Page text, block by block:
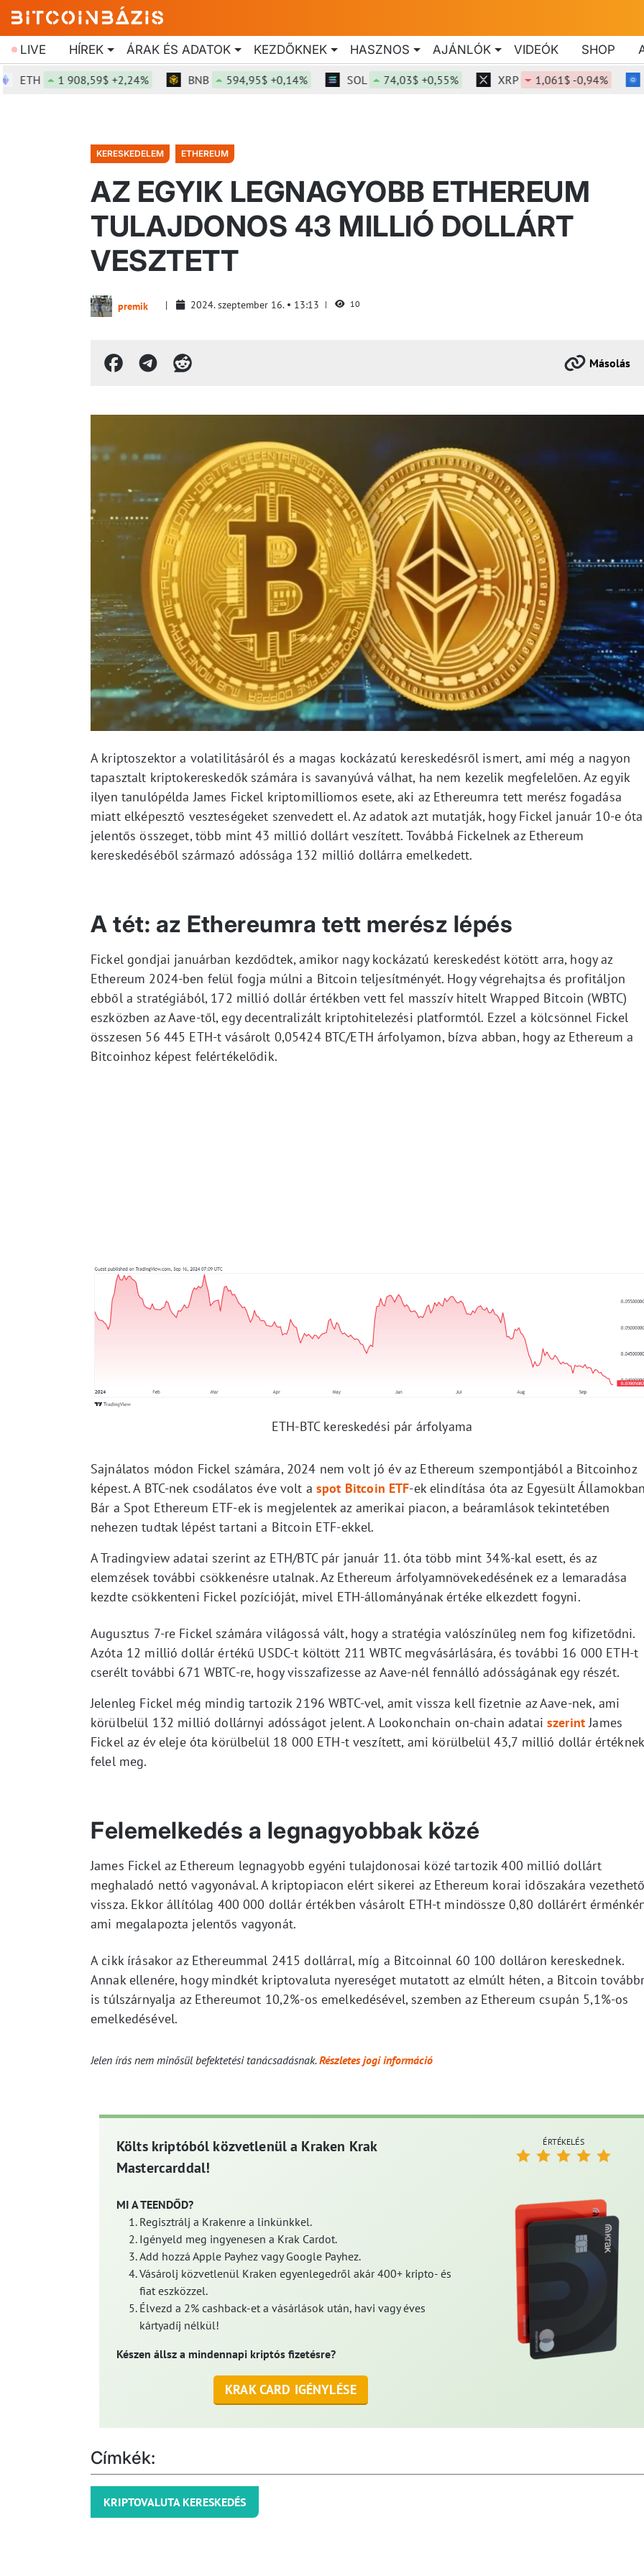
LIVE HÍREK ÁRAK ÉS ADATOK KEZDŐKNEK HASZNOS AJÁNLÓK VIDEÓK SHOP
1 908,59$ +2,24% BNB 594,95$ +0,14% SOL 74,03$ +0,55% XRP 1,061$ -0,94% ADA
KERESKEDELEM ETHEREUM
AZ EGYIK LEGNAGYOBB ETHEREUM
TULAJDONOS 43 MILLIÓ DOLLÁRT
VESZTETT
premik 2024. szeptember 16. 13:13 10
Másolás
A kriptoszektor a volatilitásáról és a magas kockázatú kereskedésről ismert, ami még a nagyon
tapasztalt kriptokereskedők számára is savanyúvá válhat, ha nem kezelik megfelelően. Az egyik
ilyen tanulópélda James Fickel kriptomilliomos esete, aki az Ethereumra tett merész fogadása
miatt elképesztő veszteségeket szenvedett el. Az adatok azt mutatják, hogy Fickel január 10-e óta
jelentős összeget, több mint 43 millió dollárt veszített. Továbbá Fickelnek az Ethereum
kereskedéséből származó adóssága 132 millió dollárra emelkedett.
A tét: az Ethereumra tett merész lépés
Fickel gondjai januárban kezdődtek, amikor nagy kockázatú kereskedést kötött arra, hogy az
Ethereum 2024-ben felül fogja múlni a Bitcoin teljesítményét. Hogy végrehajtsa és profitáljon
ebből a stratégiából, 172 millió dollár értékben vett fel masszív hitelt Wrapped Bitcoin (WBTC)
eszközben az Aave-től, egy decentralizált kriptohitelezési platformtól. Ezzel a kölcsönnel Fickel
összesen 56 445 ETH-t vásárolt 0,05424 BTC/ETH árfolyamon, bízva abban, hogy az Ethereum a
Bitcoinhoz képest felértékelődik.
ETH-BTC kereskedési pár árfolyama
Sajnálatos módon Fickel számára, 2024 nem volt jó év az Ethereum szempontjából a Bitcoinhoz
képest. A BTC-nek csodálatos éve volt a spot Bitcoin ETF-ek elindítása óta az Egyesült
Bár a Spot Ethereum ETF-ek is megjelentek az amerikai piacon, a beáramlások tekintetében
nehezen tudtak lépést tartani a Bitcoin ETF-ekkel.
A Tradingview adatai szerint az ETH/BTC pár január 11. óta több mint 34%-kal esett, és az
elemzések további csökkenésre utalnak. Az Ethereum árfolyamnövekedésének ez a lemaradása
kezdte csökkenteni Fickel pozícióját, mivel ETH-állományának értéke elkezdett fogyni.
Augusztus 7-re Fickel számára világossá vált, hogy a stratégia valószínűleg nem fog kifizetődni.
Azóta 12 millió dollár értékű USDC-t költött 211 WBTC megvásárlására, és további 16 000 ETH-t
cserélt további 671 WBTC-re, hogy visszafizesse az Aave-nél fennálló adósságának egy részét.
Jelenleg Fickel még mindig tartozik 2196 WBTC-vel, amit vissza kell fizetnie az Aave-nek, ami
körülbelül 132 millió dollárnyi adósságot jelent. A Lookonchain on-chain adataiszerintJames
Fickel az év eleje óta körülbelül 18 000 ETH-t veszített, ami körülbelül 43,7 millió dollár értéknek
felel meg.
Felemelkedés a legnagyobbak közé
James Fickel az Ethereum legnagyobb egyéni tulajdonosai közé tartozik 400 millió dollárt
meghaladó nettó vagyonával. A kriptopiacon elért sikerei az Ethereum korai időszakára
vissza. Ekkor állítólag 400 000 dollár értékben vásárolt ETH-t mindössze 0,80 dollárért
ami megalapozta jelentős vagyonát.
A cikk írásakor az Ethereummal 2415 dollárral, míg a Bitcoinnal 60 100 dolláron kereskednek.
Annak ellenére, hogy mindkét kriptovaluta nyereséget mutatott az elmúlt héten, a Bitcoin
is túlszárnyalja az Ethereumot 10,2%-os emelkedésével, szemben az Ethereum csupán 5,1%-os
emelkedésével.
Jelen írás nem minősül befektetési tanácsadásnak.Részletes jogi információ
Költs kriptóból közvetlenül a Kraken Krak
Mastercarddal!
MI A TEENDŐD?
Regisztrálj a Krakenre a linkünkkel.
Igényeld meg ingyenesen a Krak Cardot.
Add hozzá Apple Payhez vagy Google Payhez.
Vásárolj közvetlenül Kraken egyenlegedről akár 400+ kripto- és
fiat eszközzel.
Élvezd a 2% cashback-et a vásárlások után, havi vagy éves
kártyadíj nélkül!
Készen állsz a mindennapi kriptós fizetésre?
KRAK CARD IGÉNYLÉSE
ÉRTÉKELÉS
Címkék:
KRIPTOVALUTA KERESKEDÉS